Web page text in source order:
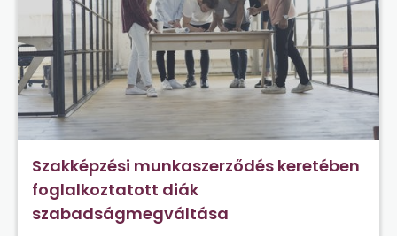
Szakképzési munkaszerződés keretében
foglalkoztatott diák
szabadságmegváltása